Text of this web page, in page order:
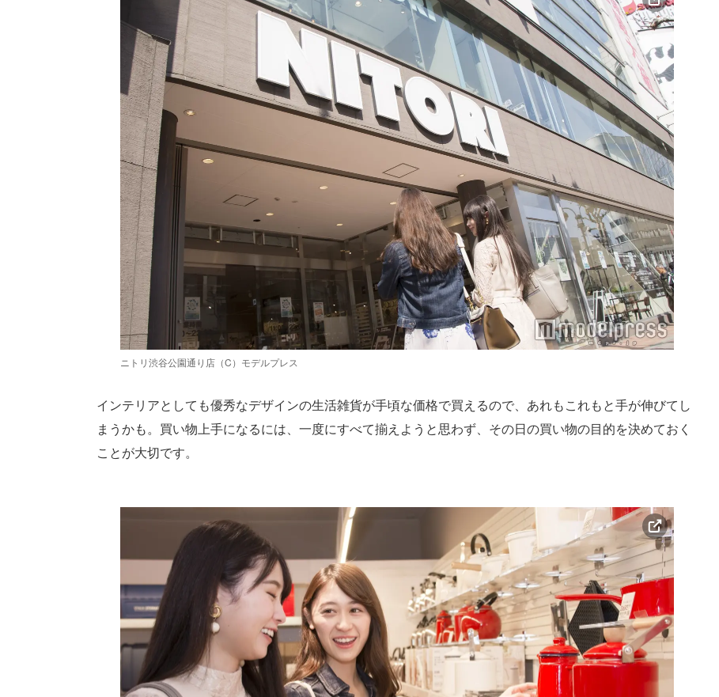
ニトリ渋谷公園通り店（C）モデルプレス
インテリアとしても優秀なデザインの生活雑貨が手頃な価格で買えるので、あれもこれもと手が伸びてし
まうかも。買い物上手になるには、一度にすべて揃えようと思わず、その日の買い物の目的を決めておく
ことが大切です。